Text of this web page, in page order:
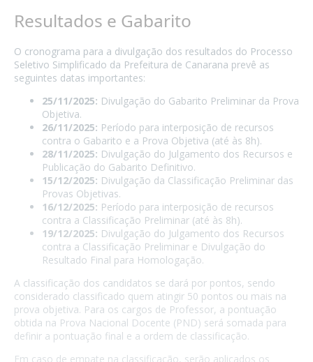
Resultados e Gabarito
O cronograma para a divulgação dos resultados do Processo
Seletivo Simplificado da Prefeitura de Canarana prevê as
seguintes datas importantes:
25/11/2025: Divulgação do Gabarito Preliminar da Prova
Objetiva.
26/11/2025: Período para interposição de recursos
contra o Gabarito e a Prova Objetiva (até às 8h).
28/11/2025: Divulgação do Julgamento dos Recursos e
Publicação do Gabarito Definitivo.
15/12/2025: Divulgação da Classificação Preliminar das
Provas Objetivas.
16/12/2025: Período para interposição de recursos
contra a Classificação Preliminar (até às 8h).
19/12/2025: Divulgação do Julgamento dos Recursos
contra a Classificação Preliminar e Divulgação do
Resultado Final para Homologação.
A classificação dos candidatos se dará por pontos, sendo
considerado classificado quem atingir 50 pontos ou mais na
prova objetiva. Para os cargos de Professor, a pontuação
obtida na Prova Nacional Docente (PND) será somada para
definir a pontuação final e a ordem de classificação.
Em caso de empate na classificação, serão aplicados os